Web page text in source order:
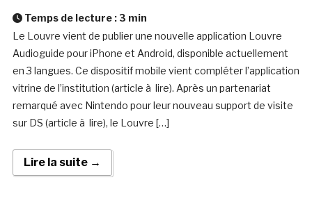
Temps de lecture : 3 min
Le Louvre vient de publier une nouvelle application Louvre
Audioguide pour iPhone et Android, disponible actuellement
en 3 langues. Ce dispositif mobile vient compléter l’application
vitrine de l’institution (article à lire). Après un partenariat
remarqué avec Nintendo pour leur nouveau support de visite
sur DS (article à lire), le Louvre […]
Lire la suite →